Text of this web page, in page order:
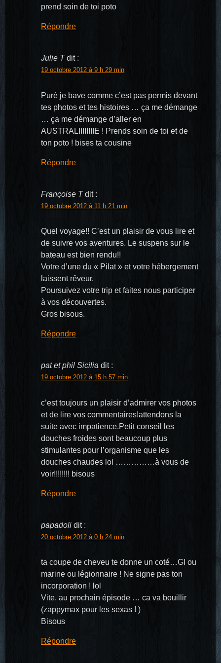
prend soin de toi poto
Répondre
Julie T dit :
19 octobre 2012 à 9 h 29 min
Puré je bave comme c’est pas permis devant
tes photos et tes histoires … ça me démange
… ça me démange d’aller en
AUSTRALIIIIIIIIE ! Prends soin de toi et de
ton poto ! bises ta cousine
Répondre
Françoise T dit :
19 octobre 2012 à 11 h 21 min
Quel voyage!! C’est un plaisir de vous lire et
de suivre vos aventures. Le suspens sur le
bateau est bien rendu!!
Votre d’une du « Pilat » et votre hébergement
laissent rêveur.
Poursuivez votre trip et faites nous participer
à vos découvertes.
Gros bisous.
Répondre
pat et phil Sicilia dit :
19 octobre 2012 à 15 h 57 min
c’est toujours un plaisir d’admirer vos photos
et de lire vos commentaires!attendons la
suite avec impatience.Petit conseil les
douches froides sont beaucoup plus
stimulantes pour l’organisme que les
douches chaudes lol ……………à vous de
voir!!!!!!!! bisous
Répondre
papadoli dit :
20 octobre 2012 à 0 h 24 min
ta coupe de cheveu te donne un coté…GI ou
marine ou légionnaire ! Ne signe pas ton
incorporation ! lol
Vite, au prochain épisode … ca va bouillir
(zappymax pour les sexas ! )
Bisous
Répondre